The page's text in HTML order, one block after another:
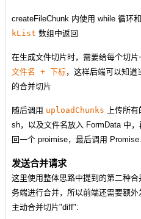
createFileChunk 内使用 while 循环
kList 数组中返回
在生成文件切片时，需要给每个切
文件名 + 下标，这样后端可以知
的合并切片
随后调用 uploadChunks 上传所
sh，以及文件名放入 FormData 中
回一个 proimise，最后调用
发送合并请求
这里使用整体思路中提到的第二种
务端进行合并，所以前端还需要额
主动合并切片"diff":